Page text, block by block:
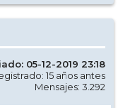
05-12-2019 23:18
15 años antes
Mensajes: 3.292